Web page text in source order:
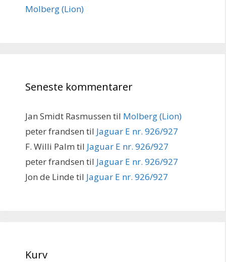
Molberg (Lion)
Seneste kommentarer
Jan Smidt Rasmussen til Molberg (Lion)
peter frandsen til Jaguar E nr. 926/927
F. Willi Palm til Jaguar E nr. 926/927
peter frandsen til Jaguar E nr. 926/927
Jon de Linde til Jaguar E nr. 926/927
Kurv